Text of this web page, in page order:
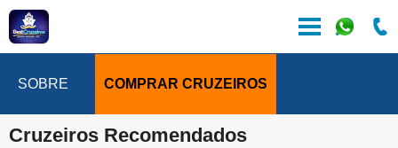
SOBRE COMPRAR CRUZEIROS
Cruzeiros Recomendados